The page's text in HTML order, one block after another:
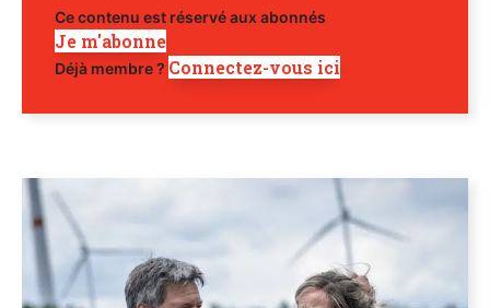
Ce contenu est réservé aux abonnés
Je m'abonne
Déjà membre ? Connectez-vous ici